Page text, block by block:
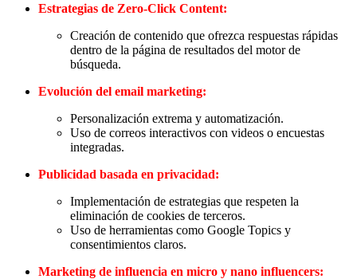
Estrategias de Zero-Click Content:
Creación de contenido que ofrezca respuestas rápidas
dentro de la página de resultados del motor de
búsqueda.
Evolución del email marketing:
Personalización extrema y automatización.
Uso de correos interactivos con videos o encuestas
integradas.
Publicidad basada en privacidad:
Implementación de estrategias que respeten la
eliminación de cookies de terceros.
Uso de herramientas como Google Topics y
consentimientos claros.
Marketing de influencia en micro y nano influencers: